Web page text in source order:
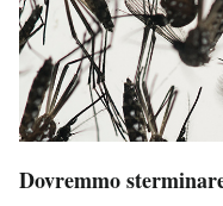
Dovremmo